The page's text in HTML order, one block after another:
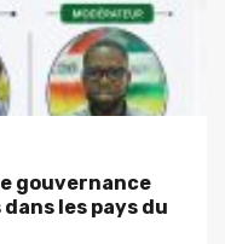
gouvernance
les pays du